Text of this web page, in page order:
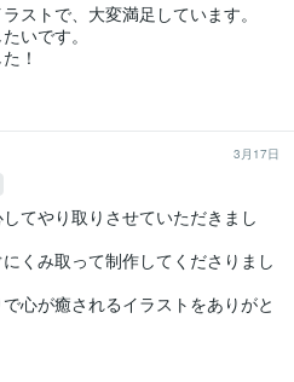
ストで、大変満足しています。
いです。
！
3月17日
てやり取りさせていただきまし
くみ取って制作してくださりまし
心が癒されるイラストをありがと